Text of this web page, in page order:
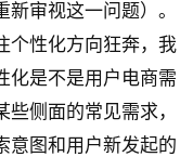
审视这一问题）。
个性化方向狂奔，我
化是不是用户电商需
侧面的常见需求，
意图和用户新发起的